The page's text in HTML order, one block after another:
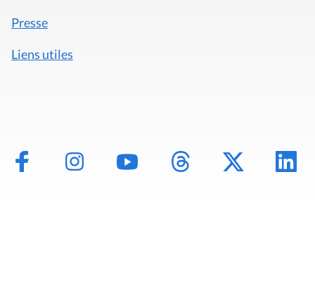
Presse
Liens utiles